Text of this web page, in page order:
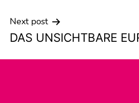
Next post
DAS UNSICHTBARE